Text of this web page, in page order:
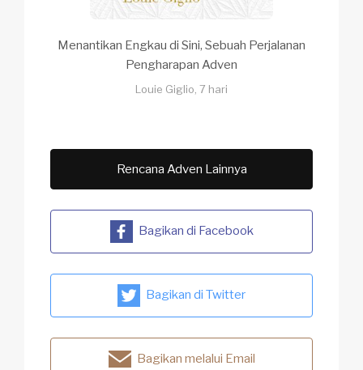
Menantikan Engkau di Sini, Sebuah Perjalanan
Pengharapan Adven
Louie Giglio, 7 hari
Rencana Adven Lainnya
Bagikan di Facebook
Bagikan di Twitter
Bagikan melalui Email